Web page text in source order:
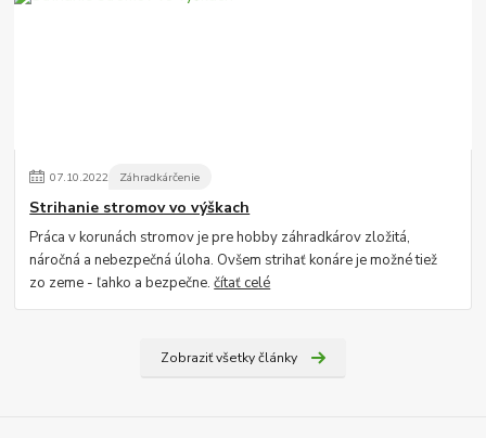
07.10.2022 Záhradkárčenie
Strihanie stromov vo výškach
Práca v korunách stromov je pre hobby záhradkárov zložitá,
náročná a nebezpečná úloha. Ovšem strihať konáre je možné tiež
zo zeme - ľahko a bezpečne.čítať celé
Zobraziť všetky články